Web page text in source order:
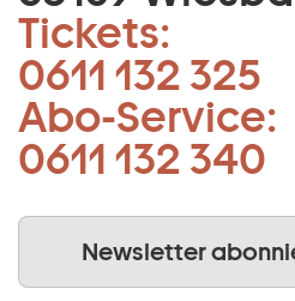
Tickets:
0611 132 325
Abo-Service:
0611 132 340
Newsletter